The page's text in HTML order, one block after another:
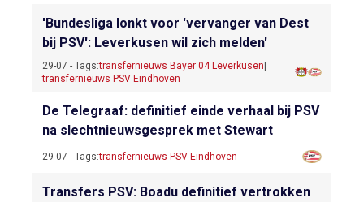
'Bundesliga lonkt voor 'vervanger van Dest
bij PSV': Leverkusen wil zich melden'
29-07 - Tags:transfernieuws Bayer 04 Leverkusen
transfernieuws PSV Eindhoven
De Telegraaf: definitief einde verhaal bij PSV
na slechtnieuwsgesprek met Stewart
29-07 - Tags:transfernieuws PSV Eindhoven
Transfers PSV: Boadu definitief vertrokken